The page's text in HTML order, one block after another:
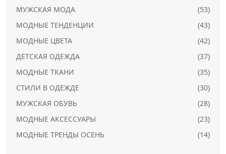
МУЖСКАЯ МОДА
(53)
МОДНЫЕ ТЕНДЕНЦИИ
(43)
МОДНЫЕ ЦВЕТА
(42)
ДЕТСКАЯ ОДЕЖДА
(37)
МОДНЫЕ ТКАНИ
(35)
СТИЛИ В ОДЕЖДЕ
(30)
МУЖСКАЯ ОБУВЬ
(28)
МОДНЫЕ АКСЕССУАРЫ
(23)
МОДНЫЕ ТРЕНДЫ ОСЕНЬ
(14)